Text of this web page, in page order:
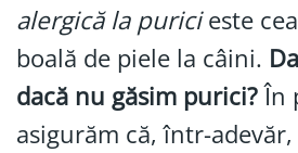
alergică la puricieste
boală de piele la câini.
dacă nu găsim purici?În
asigurăm că, într-